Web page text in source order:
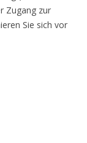
Zugang zur
Sie sich vor